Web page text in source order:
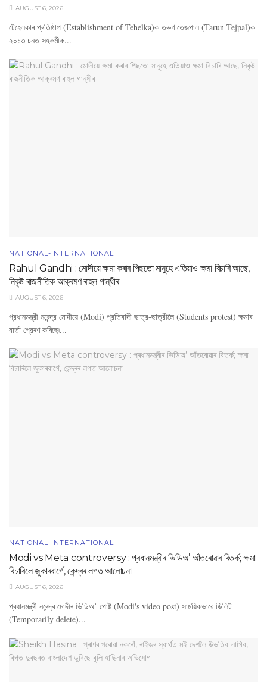
AUGUST 6, 2026
টেহেলকাৰ প্ৰতিষ্ঠাপ (Establishment of Tehelka)ক তৰুণ তেজপাল (Tarun Tejpal)ক
২০১৩ চনত সহকৰ্মীক...
NATIONAL-INTERNATIONAL
Rahul Gandhi : মোদীয়ে ক্ষমা কৰাৰ পিছতো মানুহে এতিয়াও ক্ষমা বিচাৰি আছে,
নিকৃষ্ট ৰাজনীতিক আক্ৰমণ ৰাহুল গান্ধীৰ
AUGUST 6, 2026
প্রধানমন্ত্রী নৰেন্দ্র মোদীয়ে (Modi) প্রতিবাদী ছাত্র-ছাত্রীলৈ (Students protest) ক্ষমাৰ
বার্তা প্রেৰণ কৰিছে৷...
NATIONAL-INTERNATIONAL
Modi vs Meta controversy : প্ৰধানমন্ত্ৰীৰ ভিডিঅ’ আঁতৰোৱাৰ বিতৰ্ক; ক্ষমা
বিচাৰিলে জুকাৰবাৰ্গে, কেন্দ্ৰৰ লগত আলোচনা
AUGUST 6, 2026
প্ৰধানমন্ত্ৰী নৰেন্দ্ৰ মোদীৰ ভিডিঅ’ পোষ্ট (Modi's video post) সাময়িকভাৱে ডিলিট
(Temporarily delete)...